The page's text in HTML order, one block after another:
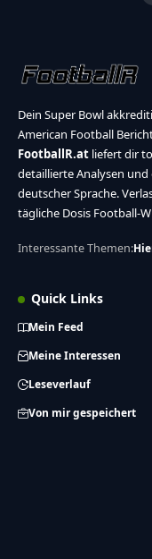
Dein Super Bowl
American Football
FootballR.at liefert dir
detaillierte Analysen und
deutscher Sprache.
tägliche Dosis Football-
Interessante Themen:
Quick Links
Mein Feed
Meine Interessen
Leseverlauf
Von mir gespeichert